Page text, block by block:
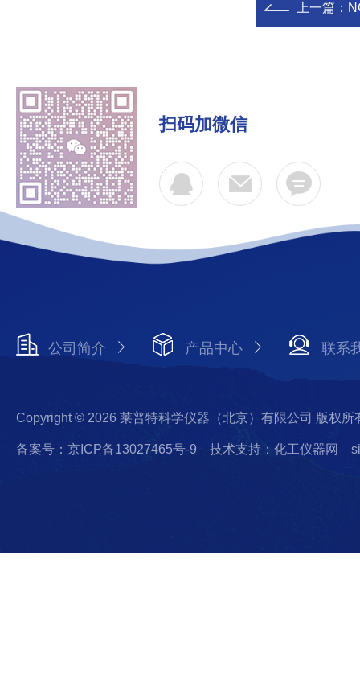
上一篇：
扫码加微信
公司简介 产品中心 联系
Copyright © 2026 莱普特科学仪器（北京）有限公司 版权所
备案号：京ICP备13027465号-9 技术支持：化工仪器网